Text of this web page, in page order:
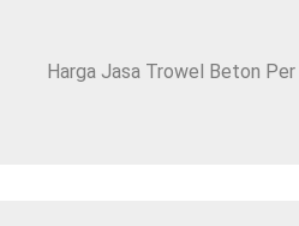
Harga Jasa Trowel Beton